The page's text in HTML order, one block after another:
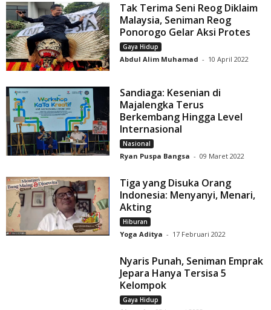
Tak Terima Seni Reog Diklaim
Malaysia, Seniman Reog
Ponorogo Gelar Aksi Protes
Gaya Hidup
Abdul Alim Muhamad - 10 April 2022
Sandiaga: Kesenian di
Majalengka Terus
Berkembang Hingga Level
Internasional
Nasional
Ryan Puspa Bangsa - 09 Maret 2022
Tiga yang Disuka Orang
Indonesia: Menyanyi, Menari,
Akting
Hiburan
Yoga Aditya - 17 Februari 2022
Nyaris Punah, Seniman Emprak
Jepara Hanya Tersisa 5
Kelompok
Gaya Hidup